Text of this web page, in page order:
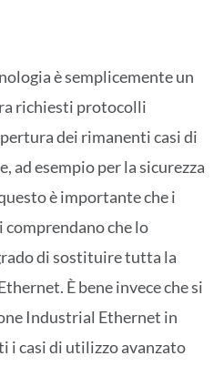
è semplicemente un
richiesti protocolli
dei rimanenti casi di
ad esempio per la sicurezza
è importante che i
che lo
di sostituire tutta la
È bene invece che si
Industrial Ethernet in
i casi di utilizzo avanzato